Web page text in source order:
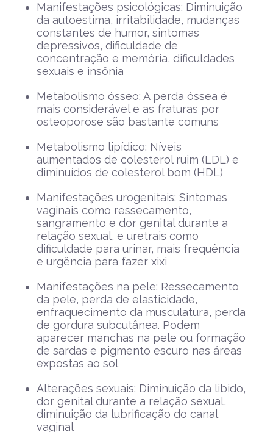
Manifestações psicológicas: Diminuição
da autoestima, irritabilidade, mudanças
constantes de humor, sintomas
depressivos, dificuldade de
concentração e memória, dificuldades
sexuais e insônia
Metabolismo ósseo: A perda óssea é
mais considerável e as fraturas por
osteoporose são bastante comuns
Metabolismo lipídico: Níveis
aumentados de colesterol ruim (LDL) e
diminuídos de colesterol bom (HDL)
Manifestações urogenitais: Sintomas
vaginais como ressecamento,
sangramento e dor genital durante a
relação sexual, e uretrais como
dificuldade para urinar, mais frequência
e urgência para fazer xixi
Manifestações na pele: Ressecamento
da pele, perda de elasticidade,
enfraquecimento da musculatura, perda
de gordura subcutânea. Podem
aparecer manchas na pele ou formação
de sardas e pigmento escuro nas áreas
expostas ao sol
Alterações sexuais: Diminuição da libido,
dor genital durante a relação sexual,
diminuição da lubrificação do canal
vaginal